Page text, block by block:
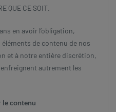
QUE CE SOIT.
en avoir l’obligation,
de contenu de nos
et à notre entière discrétion,
autrement les
contenu